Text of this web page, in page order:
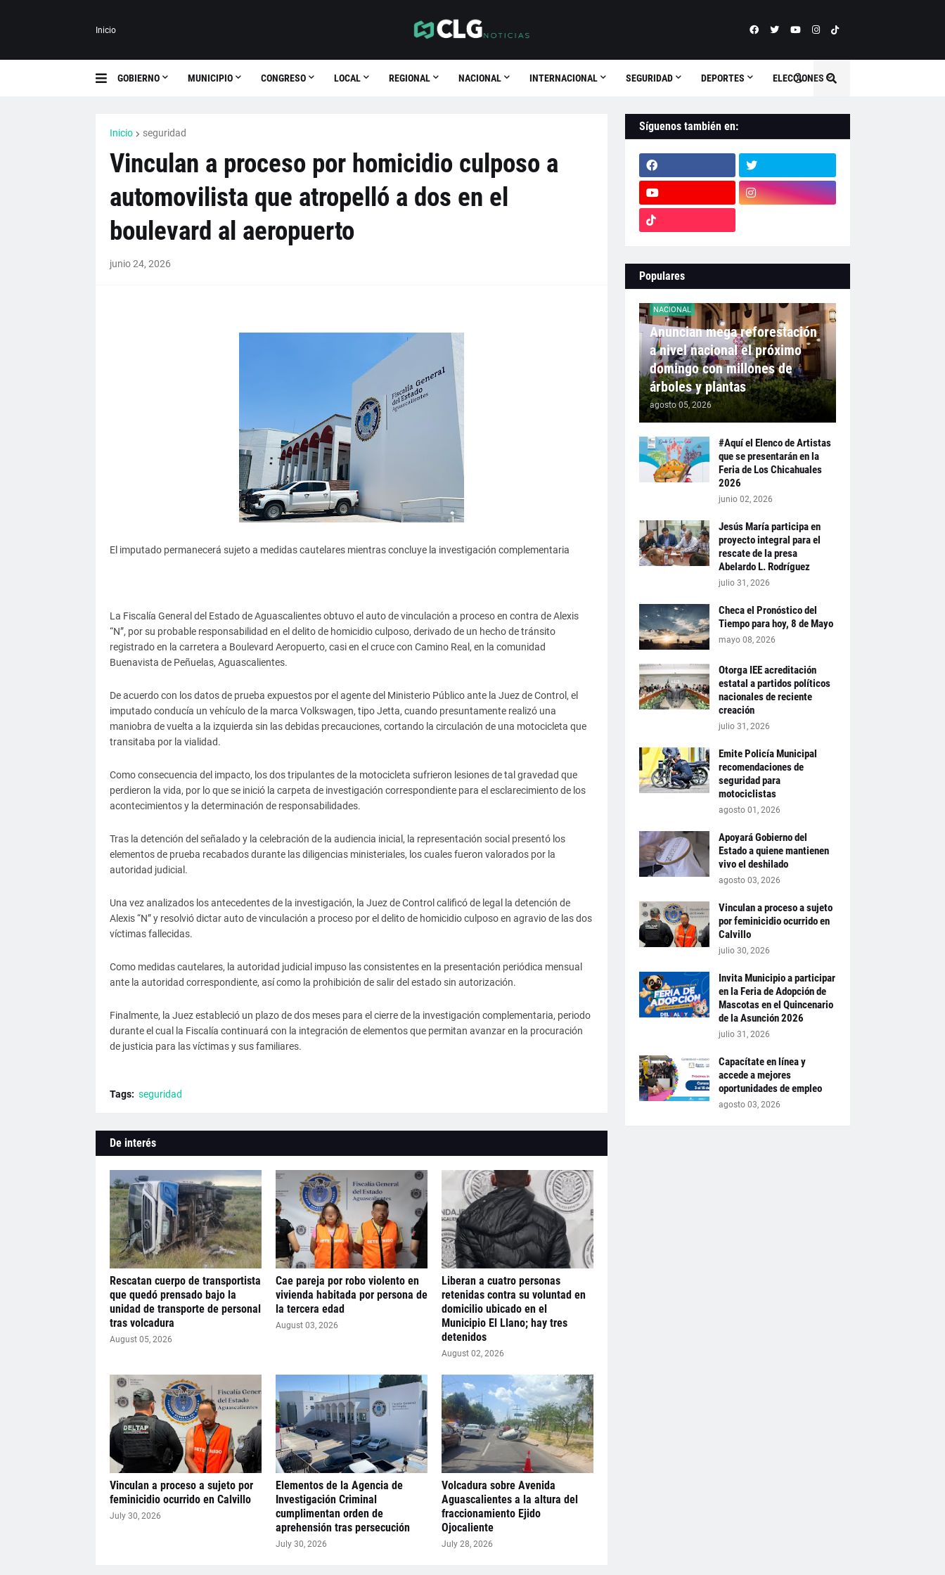
Inicio
GOBIERNO MUNICIPIO CONGRESO LOCAL REGIONAL NACIONAL INTERNACIONAL SEGURIDAD DEPORTES ELECCIONES
Inicio seguridad
Vinculan a proceso por homicidio culposo a
automovilista que atropelló a dos en el
boulevard al aeropuerto
junio 24, 2026
El imputado permanecerá sujeto a medidas cautelares mientras concluye la investigación complementaria
La Fiscalía General del Estado de Aguascalientes obtuvo el auto de vinculación a proceso en contra de Alexis
“N”, por su probable responsabilidad en el delito de homicidio culposo, derivado de un hecho de tránsito
registrado en la carretera a Boulevard Aeropuerto, casi en el cruce con Camino Real, en la comunidad
Buenavista de Peñuelas, Aguascalientes.
De acuerdo con los datos de prueba expuestos por el agente del Ministerio Público ante la Juez de Control, el
imputado conducía un vehículo de la marca Volkswagen, tipo Jetta, cuando presuntamente realizó una
maniobra de vuelta a la izquierda sin las debidas precauciones, cortando la circulación de una motocicleta que
transitaba por la vialidad.
Como consecuencia del impacto, los dos tripulantes de la motocicleta sufrieron lesiones de tal gravedad que
perdieron la vida, por lo que se inició la carpeta de investigación correspondiente para el esclarecimiento de los
acontecimientos y la determinación de responsabilidades.
Tras la detención del señalado y la celebración de la audiencia inicial, la representación social presentó los
elementos de prueba recabados durante las diligencias ministeriales, los cuales fueron valorados por la
autoridad judicial.
Una vez analizados los antecedentes de la investigación, la Juez de Control calificó de legal la detención de
Alexis “N” y resolvió dictar auto de vinculación a proceso por el delito de homicidio culposo en agravio de las dos
víctimas fallecidas.
Como medidas cautelares, la autoridad judicial impuso las consistentes en la presentación periódica mensual
ante la autoridad correspondiente, así como la prohibición de salir del estado sin autorización.
Finalmente, la Juez estableció un plazo de dos meses para el cierre de la investigación complementaria, periodo
durante el cual la Fiscalía continuará con la integración de elementos que permitan avanzar en la procuración
de justicia para las víctimas y sus familiares.
Tags: seguridad
De interés
Rescatan cuerpo de transportista
que quedó prensado bajo la
unidad de transporte de personal
tras volcadura
August 05, 2026
Cae pareja por robo violento en
vivienda habitada por persona de
la tercera edad
August 03, 2026
Liberan a cuatro personas
retenidas contra su voluntad en
domicilio ubicado en el
Municipio El Llano; hay tres
detenidos
August 02, 2026
Vinculan a proceso a sujeto por
feminicidio ocurrido en Calvillo
July 30, 2026
Elementos de la Agencia de
Investigación Criminal
cumplimentan orden de
aprehensión tras persecución
July 30, 2026
Volcadura sobre Avenida
Aguascalientes a la altura del
fraccionamiento Ejido
Ojocaliente
July 28, 2026
Síguenos también en:
Populares
NACIONAL
Anuncian mega reforestación
a nivel nacional el próximo
domingo con millones de
árboles y plantas
agosto 05, 2026
#Aquí el Elenco de Artistas
que se presentarán en la
Feria de Los Chicahuales
2026
junio 02, 2026
Jesús María participa en
proyecto integral para el
rescate de la presa
Abelardo L. Rodríguez
julio 31, 2026
Checa el Pronóstico del
Tiempo para hoy, 8 de Mayo
mayo 08, 2026
Otorga IEE acreditación
estatal a partidos políticos
nacionales de reciente
creación
julio 31, 2026
Emite Policía Municipal
recomendaciones de
seguridad para
motociclistas
agosto 01, 2026
Apoyará Gobierno del
Estado a quiene mantienen
vivo el deshilado
agosto 03, 2026
Vinculan a proceso a sujeto
por feminicidio ocurrido en
Calvillo
julio 30, 2026
Invita Municipio a participar
en la Feria de Adopción de
Mascotas en el Quincenario
de la Asunción 2026
julio 31, 2026
Capacítate en línea y
accede a mejores
oportunidades de empleo
agosto 03, 2026